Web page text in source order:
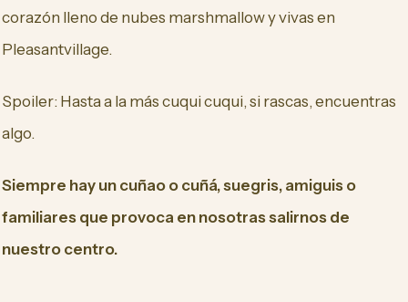
corazón lleno de nubes marshmallow y vivas en
Pleasantvillage.
Spoiler: Hasta a la más cuqui cuqui, si rascas, encuentras
algo.
Siempre hay un cuñao o cuñá, suegris, amiguis o
familiares que provoca en nosotras salirnos de
nuestro centro.